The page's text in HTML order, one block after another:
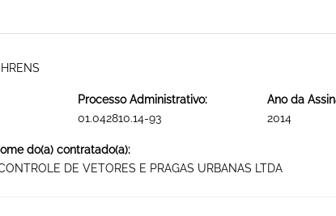
Processo Administrativo:
01.042810.14-93
Ano da
2014
do(a) contratado(a):
DE VETORES E PRAGAS URBANAS LTDA